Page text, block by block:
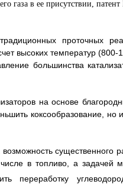
проточных
высоких температур (800-
большинства
на основе
коксообразование, но
существенного
в топливо, а задачей
переработку